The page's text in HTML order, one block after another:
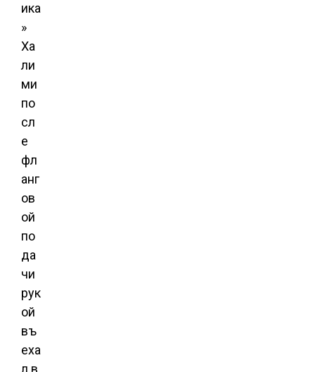
ика
»
Ха
ли
ми
по
сл
е
фл
анг
ов
ой
по
да
чи
рук
ой
въ
еха
л в